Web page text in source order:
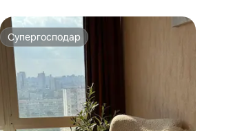
Супергосподар
Супергосподар